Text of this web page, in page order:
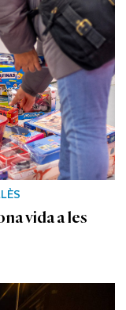
vida a les